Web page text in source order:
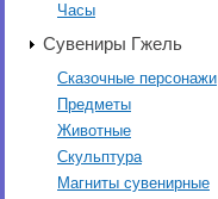
Часы
Сувениры Гжель
Сказочные персонажи
Предметы
Животные
Скульптура
Магниты сувенирные